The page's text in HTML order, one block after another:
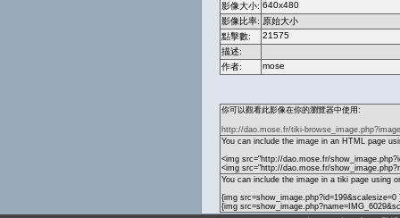
影像大小: 640x480
影像比率: 原始大小
點擊數:
21575
描述:
作者:
mose
你可以觀看此影像在你的瀏覽器中使用:
http://dao.mose.fr/tiki-
You can include the image in an HTML page
<img src="http://dao.mose.fr/
<img src="http://dao.mose.fr/
You can include the image in a tiki page using
{img src=show_image.php?id=199&scalesize=0
{img